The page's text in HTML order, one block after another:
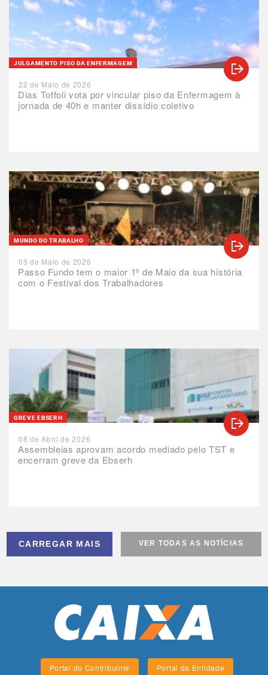
Dias Toffoli vota por vincular piso da Enfermagem à
jornada de 40h e manter dissídio coletivo
JULGAMENTO PISO DA ENFERMAGEM
22 de Maio de 2026
Passo Fundo tem o maior 1º de Maio da sua história
com o Festival dos Trabalhadores
MUNDO DO TRABALHO
05 de Maio de 2026
Assembleias aprovam acordo mediado pelo TST e
encerram greve da Ebserh
GREVE EBSERH
08 de Abril de 2026
CARREGAR MAIS VER TODAS AS NOTÍCIAS
Portal do Contribuinte Portal da Entidade